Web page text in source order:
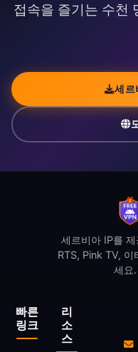
접속을 즐기는 수천
세르
빠른
링크
리
소
스
세르비아 IP를
RTS, Pink TV, 이
세요